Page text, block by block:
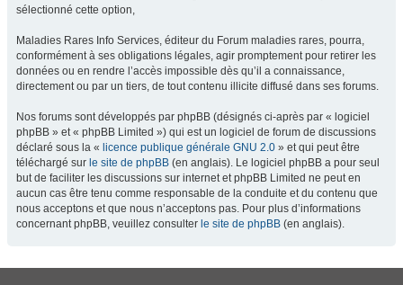
sélectionné cette option,
Maladies Rares Info Services, éditeur du Forum maladies rares, pourra,
conformément à ses obligations légales, agir promptement pour retirer les
données ou en rendre l’accès impossible dès qu’il a connaissance,
directement ou par un tiers, de tout contenu illicite diffusé dans ses forums.
Nos forums sont développés par phpBB (désignés ci-après par « logiciel
phpBB » et « phpBB Limited ») qui est un logiciel de forum de discussions
déclaré sous la « licence publique générale GNU 2.0 » et qui peut être
téléchargé sur le site de phpBB (en anglais). Le logiciel phpBB a pour seul
but de faciliter les discussions sur internet et phpBB Limited ne peut en
aucun cas être tenu comme responsable de la conduite et du contenu que
nous acceptons et que nous n’acceptons pas. Pour plus d’informations
concernant phpBB, veuillez consulter le site de phpBB (en anglais).